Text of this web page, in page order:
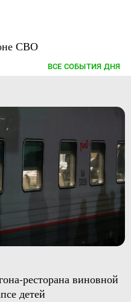
СВО
ВСЕ СОБЫТИЯ ДНЯ
ресторана виновной
детей